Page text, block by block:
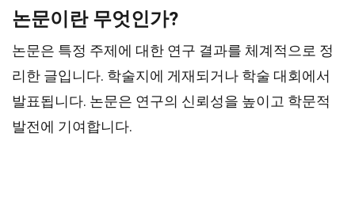
논문이란 무엇인가?
논문은 특정 주제에 대한 연구 결과를 체계적으로 정
리한 글입니다. 학술지에 게재되거나 학술 대회에서
발표됩니다. 논문은 연구의 신뢰성을 높이고 학문적
발전에 기여합니다.